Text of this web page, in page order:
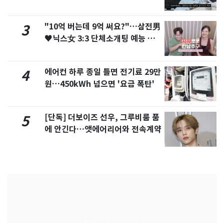
3
"10억 버는데 9억 써요?"…삼전男
♥닉스女 3:3 단체소개팅 예능 화
4
에어컨 하루 종일 틀면 전기료 29만
원…450kWh 넘으면 '요금 폭탄'
5
[단독] 더보이즈 선우, 그루비룸 품
에 안긴다…앳에어리어와 전속계약